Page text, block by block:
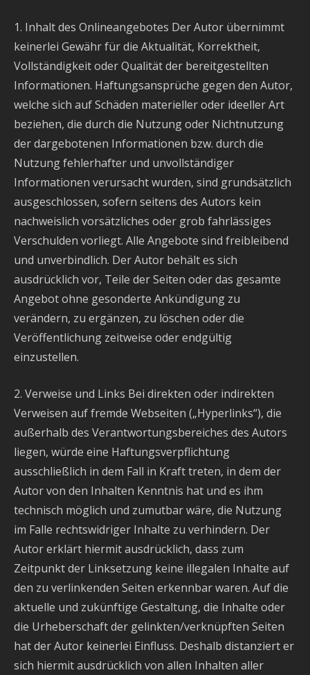
1. Inhalt des Onlineangebotes Der Autor übernimmt
keinerlei Gewähr für die Aktualität, Korrektheit,
Vollständigkeit oder Qualität der bereitgestellten
Informationen. Haftungsansprüche gegen den Autor,
welche sich auf Schäden materieller oder ideeller Art
beziehen, die durch die Nutzung oder Nichtnutzung
der dargebotenen Informationen bzw. durch die
Nutzung fehlerhafter und unvollständiger
Informationen verursacht wurden, sind grundsätzlich
ausgeschlossen, sofern seitens des Autors kein
nachweislich vorsätzliches oder grob fahrlässiges
Verschulden vorliegt. Alle Angebote sind freibleibend
und unverbindlich. Der Autor behält es sich
ausdrücklich vor, Teile der Seiten oder das gesamte
Angebot ohne gesonderte Ankündigung zu
verändern, zu ergänzen, zu löschen oder die
Veröffentlichung zeitweise oder endgültig
einzustellen.
2. Verweise und Links Bei direkten oder indirekten
Verweisen auf fremde Webseiten („Hyperlinks“), die
außerhalb des Verantwortungsbereiches des Autors
liegen, würde eine Haftungsverpflichtung
ausschließlich in dem Fall in Kraft treten, in dem der
Autor von den Inhalten Kenntnis hat und es ihm
technisch möglich und zumutbar wäre, die Nutzung
im Falle rechtswidriger Inhalte zu verhindern. Der
Autor erklärt hiermit ausdrücklich, dass zum
Zeitpunkt der Linksetzung keine illegalen Inhalte auf
den zu verlinkenden Seiten erkennbar waren. Auf die
aktuelle und zukünftige Gestaltung, die Inhalte oder
die Urheberschaft der gelinkten/verknüpften Seiten
hat der Autor keinerlei Einfluss. Deshalb distanziert er
sich hiermit ausdrücklich von allen Inhalten aller